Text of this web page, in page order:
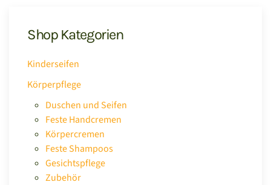
Shop Kategorien
Kinderseifen
Körperpflege
Duschen und Seifen
Feste Handcremen
Körpercremen
Feste Shampoos
Gesichtspflege
Zubehör